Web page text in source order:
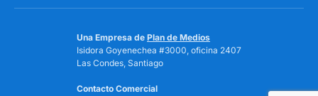
Una Empresa de Plan de Medios
Isidora Goyenechea #3000, oficina 2407
Las Condes, Santiago
Contacto Comercial